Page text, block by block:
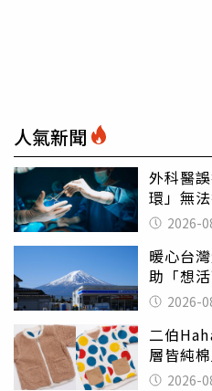
人氣新聞
外科醫
環」無
糕至極
2026-
暖心台
助「想
山：台
2026-
二伯
層皆純
100%聚
2026-